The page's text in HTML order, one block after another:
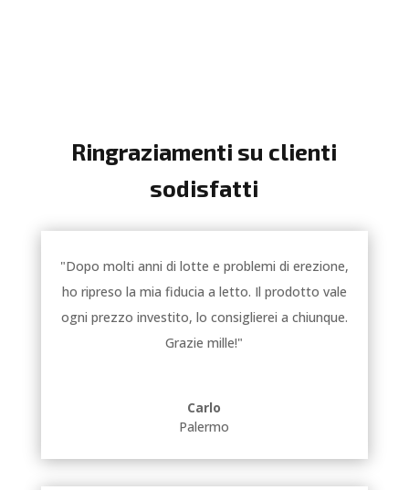
Ringraziamenti su clienti
sodisfatti
"Dopo molti anni di lotte e problemi di erezione,
ho ripreso la mia fiducia a letto. Il prodotto vale
ogni prezzo investito, lo consiglierei a chiunque.
Grazie mille!"
Carlo
Palermo